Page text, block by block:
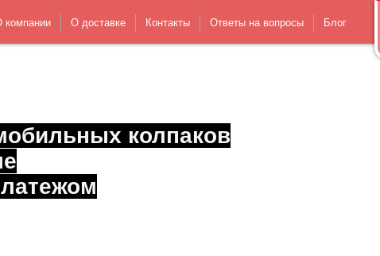
компании О доставке Контакты Ответы на вопросы Блог
колпаков